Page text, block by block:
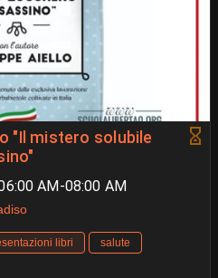
"Il mistero solubile
AM-08:00 AM
libri
salute